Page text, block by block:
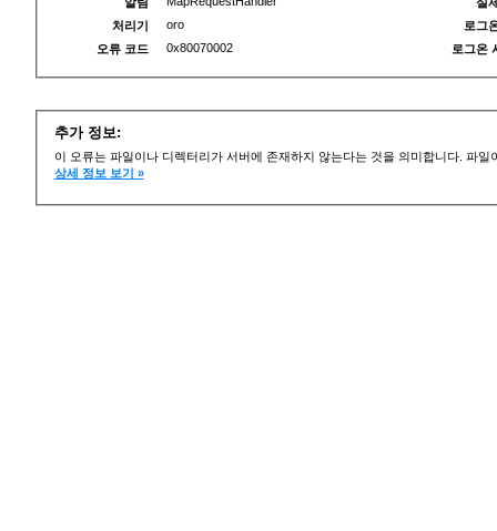
처리기
oro
오류 코드
0x80070002
로그
로그온
추가 정보:
이 오류는 파일이나 디렉터리가 서버에 존재하지 않는다는 것을 의미합니다. 파
상세 정보 보기 »